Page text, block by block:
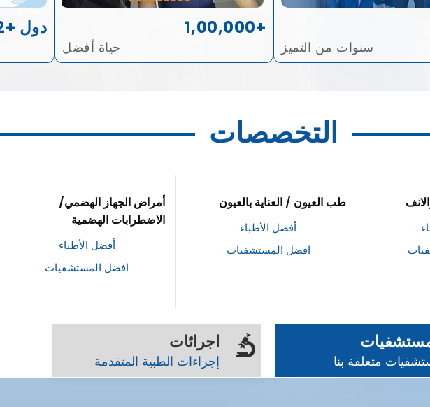
42+ دول 1,00,000+
حياة أفضل سنوات من التميز
التخصصات
طب العيون / العناية بالعيون
أفضل الأطباء
افضل المستشفيات
أمراض الجهاز الهضمي/
الاضطرابات الهضمية
أفضل الأطباء
افضل المستشفيات
اجرائات
إجراءات الطبية المتقدمة متعلقة بنا